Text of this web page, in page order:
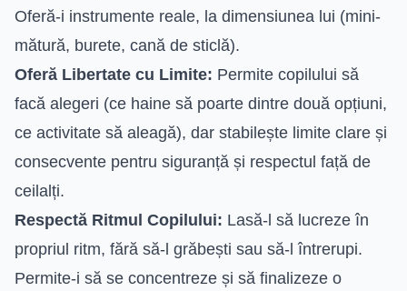
Oferă-i instrumente reale, la dimensiunea lui (mini-
mătură, burete, cană de sticlă).
Oferă Libertate cu Limite: Permite copilului să
facă alegeri (ce haine să poarte dintre două opțiuni,
ce activitate să aleagă), dar stabilește limite clare și
consecvente pentru siguranță și respectul față de
ceilalți.
Respectă Ritmul Copilului: Lasă-l să lucreze în
propriul ritm, fără să-l grăbești sau să-l întrerupi.
Permite-i să se concentreze și să finalizeze o